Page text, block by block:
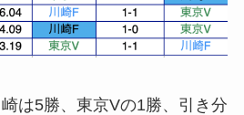
は5勝、東京Vの1勝、引き分